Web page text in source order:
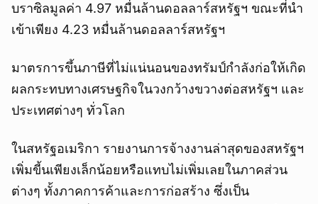
บราซิลมูลค่า 4.97 หมื่นล้านดอลลาร์สหรัฐฯ ขณะที่นำ
เข้าเพียง 4.23 หมื่นล้านดอลลาร์สหรัฐฯ
มาตรการขึ้นภาษีที่ไม่แน่นอนของทรัมป์กำลังก่อให้เกิด
ผลกระทบทางเศรษฐกิจในวงกว้างขวางต่อสหรัฐฯ และ
ประเทศต่างๆ ทั่วโลก
ในสหรัฐอเมริกา รายงานการจ้างงานล่าสุดของสหรัฐฯ
เพิ่มขี้นเพียงเล็กน้อยหรือแทบไม่เพิ่มเลยในภาคส่วน
ต่างๆ ทั้งภาคการค้าและการก่อสร้าง ซึ่งเป็น